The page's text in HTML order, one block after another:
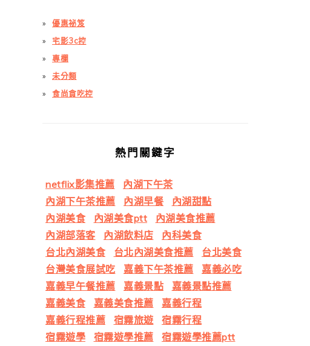
優惠祕笈
宅影3c控
專欄
未分類
食尚貪吃控
熱門關鍵字
netflix影集推薦
內湖下午茶
內湖下午茶推薦
內湖早餐
內湖甜點
內湖美食
內湖美食ptt
內湖美食推薦
內湖部落客
內湖飲料店
內科美食
台北內湖美食
台北內湖美食推薦
台北美食
台灣美食展試吃
嘉義下午茶推薦
嘉義必吃
嘉義早午餐推薦
嘉義景點
嘉義景點推薦
嘉義美食
嘉義美食推薦
嘉義行程
嘉義行程推薦
宿霧旅遊
宿霧行程
宿霧遊學
宿霧遊學推薦
宿霧遊學推薦ptt